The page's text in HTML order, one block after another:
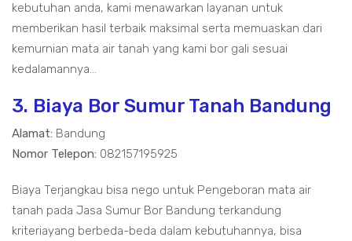
kebutuhan anda, kami menawarkan layanan untuk
memberikan hasil terbaik maksimal serta memuaskan dari
kemurnian mata air tanah yang kami bor gali sesuai
kedalamannya...
3. Biaya Bor Sumur Tanah Bandung
Alamat: Bandung
Nomor Telepon: 082157195925
Biaya Terjangkau bisa nego untuk Pengeboran mata air
tanah pada Jasa Sumur Bor Bandung terkandung
kriteriayang berbeda-beda dalam kebutuhannya, bisa